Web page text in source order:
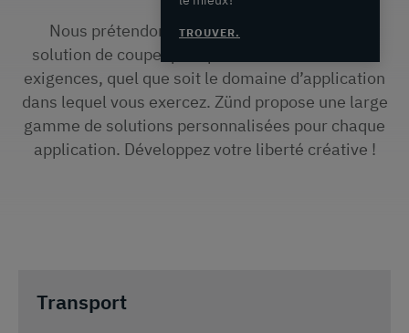
TROUVER.
Nous prétendons pouvoir vous proposer la
solution de coupe qui répond exactement à vos
exigences, quel que soit le domaine d’application
dans lequel vous exercez. Zünd propose une large
gamme de solutions personnalisées pour chaque
application. Développez votre liberté créative !
Transport